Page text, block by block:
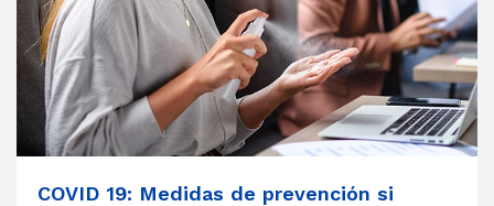
COVID 19: Medidas de prevención si